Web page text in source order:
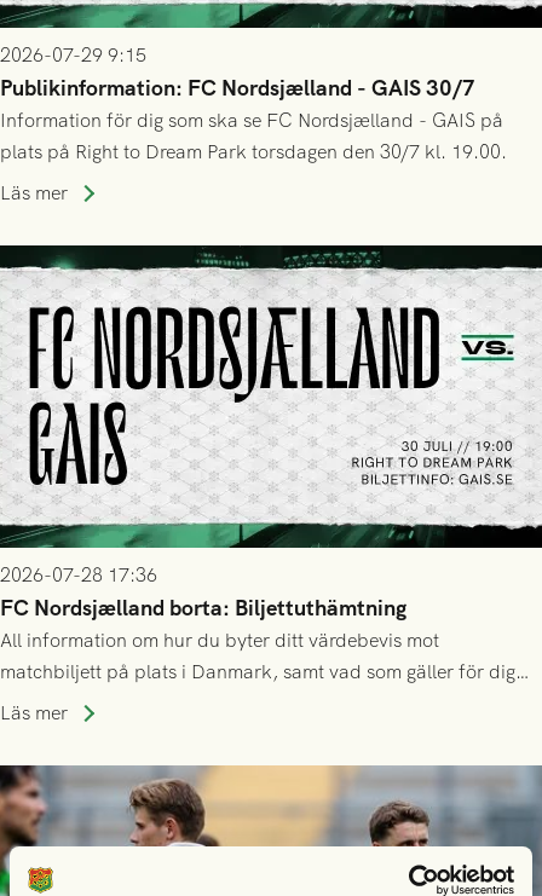
2026-07-29 9:15
Publikinformation: FC Nordsjælland - GAIS 30/7
Information för dig som ska se FC Nordsjælland - GAIS på
plats på Right to Dream Park torsdagen den 30/7 kl. 19.00.
Läs mer
2026-07-28 17:36
FC Nordsjælland borta: Biljettuthämtning
All information om hur du byter ditt värdebevis mot
matchbiljett på plats i Danmark, samt vad som gäller för dig
som står på reservlista eller fått förhinder.
Läs mer